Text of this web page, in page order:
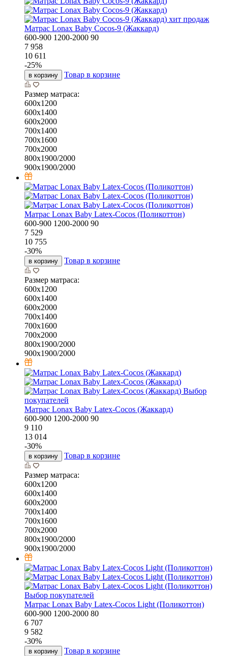
хит продаж
Матрас Lonax Baby Cocos-9 (Жаккард)
600-900 1200-2000 90
7 958
10 611
-25%
в корзину Товар в корзине
Размер матраса:
600х1200
600х1400
600х2000
700х1400
700х1600
700х2000
800х1900/2000
900х1900/2000
Матрас Lonax Baby Latex-Cocos (Поликоттон)
600-900 1200-2000 90
7 529
10 755
-30%
в корзину Товар в корзине
Размер матраса:
600х1200
600х1400
600х2000
700х1400
700х1600
700х2000
800х1900/2000
900х1900/2000
Выбор
покупателей
Матрас Lonax Baby Latex-Cocos (Жаккард)
600-900 1200-2000 90
9 110
13 014
-30%
в корзину Товар в корзине
Размер матраса:
600х1200
600х1400
600х2000
700х1400
700х1600
700х2000
800х1900/2000
900х1900/2000
Выбор покупателей
Матрас Lonax Baby Latex-Cocos Light (Поликоттон)
600-900 1200-2000 80
6 707
9 582
-30%
в корзину Товар в корзине